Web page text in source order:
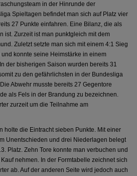
in der Hinrunde der
Spieltagen befindet man sich auf Platz vier
27 Punkte einfahren. Eine Bilanz, die als
ist. Zurzeit ist man punktgleich mit dem
Zuletzt setzte man sich mit einem 4:1 Sieg
konnte seine Heimstärke in einem
der bisherigen Saison wurden bereits 31
zu den gefährlichsten in der Bundesliga
Abwehr musste bereits 27 Gegentore
als Fels in der Brandung zu bezeichnen.
zurzeit um die Teilnahme am
holte die Eintracht sieben Punkte. Mit einer
Unentschieden und drei Niederlagen belegt
Platz. Zehn Tore konnte man verbuchen und
nehmen. In der Formtabelle zeichnet sich
ab. Auf der anderen Seite wird jedoch auch